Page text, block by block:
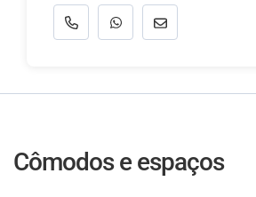
Cômodos e espaços